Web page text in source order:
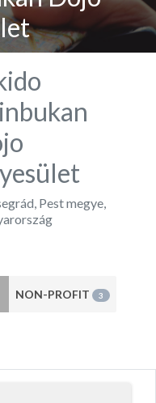
, Pest megye,
NON-PROFIT 3